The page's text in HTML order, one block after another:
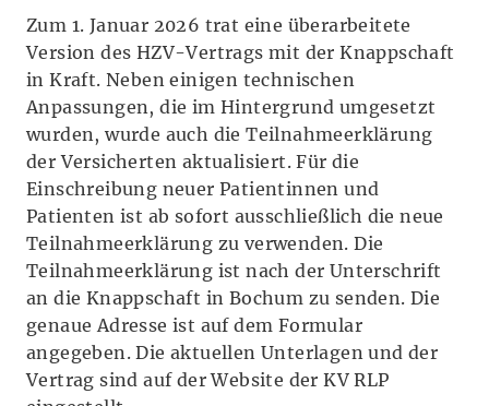
Zum 1. Januar 2026 trat eine überarbeitete
Version des HZV-Vertrags mit der Knappschaft
in Kraft. Neben einigen technischen
Anpassungen, die im Hintergrund umgesetzt
wurden, wurde auch die Teilnahmeerklärung
der Versicherten aktualisiert. Für die
Einschreibung neuer Patientinnen und
Patienten ist ab sofort ausschließlich die neue
Teilnahmeerklärung zu verwenden. Die
Teilnahmeerklärung ist nach der Unterschrift
an die Knappschaft in Bochum zu senden. Die
genaue Adresse ist auf dem Formular
angegeben. Die aktuellen Unterlagen und der
Vertrag sind auf der Website der KV RLP